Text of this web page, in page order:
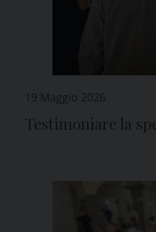
19 Maggio 2026
Testimoniare la